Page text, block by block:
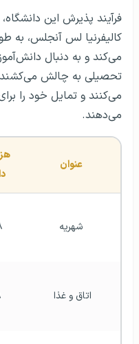
فرآیند پذیرش این
کالیفرنیا لس آنجلس، به
می‌کند و به دنبال
تحصیلی به چالش
می‌کنند و تمایل خود را
می‌دهند.
عنوان
شهریه
اتاق و غذا